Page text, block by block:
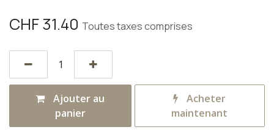
CHF31.40 Toutes taxes comprises
Ajouter au
panier
Acheter
maintenant